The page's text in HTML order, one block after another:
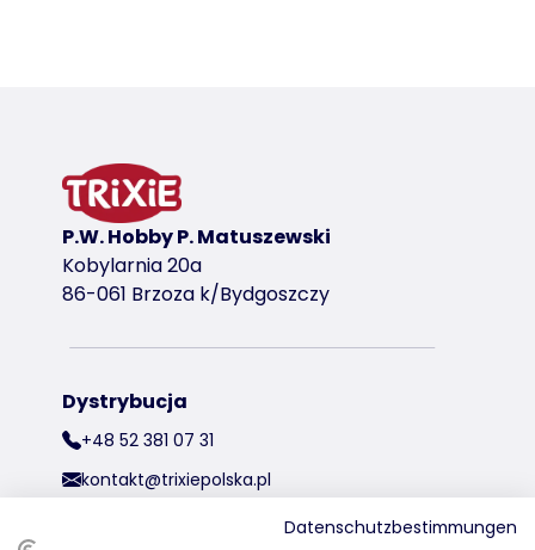
wariant produktu: unikalny numer produktu
P.W. Hobby P. Matuszewski
Kobylarnia 20a
86-061 Brzoza k/Bydgoszczy
Dystrybucja
+48 52 381 07 31
kontakt@trixiepolska.pl
Datenschutzbestimmungen